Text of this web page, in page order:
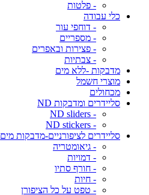
- פלטות
כלי עבודה
- דוחפי עור
- מספריים
- פצירות ובאפרים
- צבתיות
מדבקות -ללא מים
מוצרי חשמל
מכחולים
סליידרים ומדבקות ND
- ND sliders
- ND stickers
סליידרים לציפורניים-מדבקות מים
- גיאומטריה
- דמויות
- חורף סתיו
- חיות
- טפט על כל הציפורן